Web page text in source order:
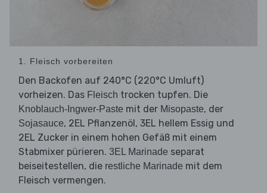
1. Fleisch vorbereiten
Den Backofen auf 240°C (220°C Umluft)
vorheizen. Das Fleisch trocken tupfen. Die
Knoblauch-Ingwer-Paste mit der Misopaste, der
Sojasauce, 2EL Pflanzenöl, 3EL hellem Essig und
2EL Zucker in einem hohen Gefäß mit einem
Stabmixer pürieren. 3EL Marinade separat
beiseitestellen, die restliche Marinade mit dem
Fleisch vermengen.